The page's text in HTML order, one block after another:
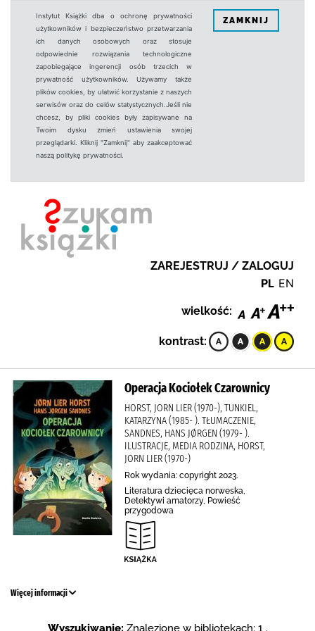
Instytut Książki dba o ochronę prywatności
użytkowników i bezpieczeństwo przetwarzania
ich danych osobowych oraz stosuje
odpowiednie rozwiązania technologiczne
zapobiegające ingerencji osób trzecich w
prywatność użytkowników. Używamy także
plików cookies, by ułatwić korzystanie z naszych
serwisów oraz do celów statystycznych.Jeśli nie
chcesz, by pliki cookies były zapisywane na
Twoim dysku zmień ustawienia swojej
przeglądarki. Kliknij "Zamknij" aby zaakceptować
naszą politykę prywatności.
ZAMKNIJ
ZAREJESTRUJ / ZALOGUJ
PL EN
wielkość:
kontrast:
Operacja Kociołek Czarownicy
HORST, JORN LIER (1970-), TUNKIEL,
KATARZYNA (1985- ). TŁUMACZENIE,
SANDNES, HANS JØRGEN (1979- ).
ILUSTRACJE, MEDIA RODZINA, HORST,
JORN LIER (1970-)
Rok wydania: copyright 2023.
Literatura dziecięca norweska,
Detektywi amatorzy, Powieść
przygodowa
Więcej informacji
Wyszukiwanie: Znalezione w bibliotekach: 1 .